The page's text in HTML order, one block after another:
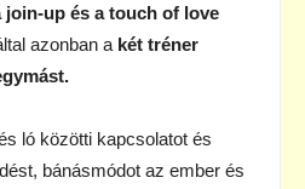
join-up és a touch of love
azonban a két tréner
ló közötti kapcsolatot és
bánásmódot az ember és